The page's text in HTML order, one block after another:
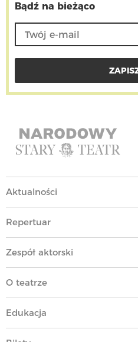
Bądź na bieżąco
Aktualności
Repertuar
Zespół aktorski
O teatrze
Edukacja